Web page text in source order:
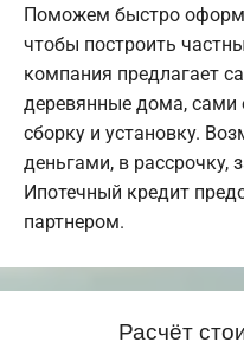
Поможем быстро
чтобы построить
компания предлагает
деревянные дома, сами
сборку и установку.
деньгами, в рассрочку,
Ипотечный кредит
партнером.
Расчёт